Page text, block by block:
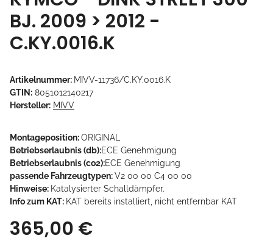
BJ. 2009 > 2012 -
C.KY.0016.K
Artikelnummer: MIVV-11736/C.KY.0016.K
GTIN: 8051012140217
Hersteller: MIVV
Montageposition:ORIGINAL
Betriebserlaubnis (db):ECE Genehmigung
Betriebserlaubnis (co2):ECE Genehmigung
passende Fahrzeugtypen:V2 00 00 C4 00 00
Hinweise: Katalysierter Schalldämpfer.
Info zum KAT: KAT bereits installiert, nicht entfernbar KAT
365,00 €